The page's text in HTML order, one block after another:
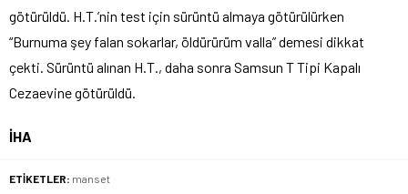
götürüldü. H.T.’nin test için sürüntü almaya götürülürken
“Burnuma şey falan sokarlar, öldürürüm valla” demesi dikkat
çekti. Sürüntü alınan H.T., daha sonra Samsun T Tipi Kapalı
Cezaevine götürüldü.
İHA
ETİKETLER: manset